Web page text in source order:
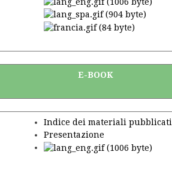
E-BOOK
Indice dei materiali pubblicati
Presentazione